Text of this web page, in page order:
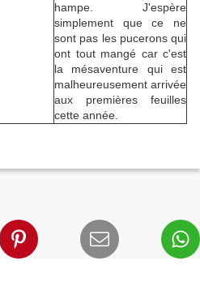
hampe. J'espère
simplement que ce ne
sont pas les pucerons qui
ont tout mangé car c'est
la mésaventure qui est
malheureusement arrivée
aux premières feuilles
cette année.